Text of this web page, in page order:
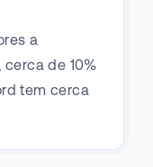
a
cerca de 10%
tem cerca